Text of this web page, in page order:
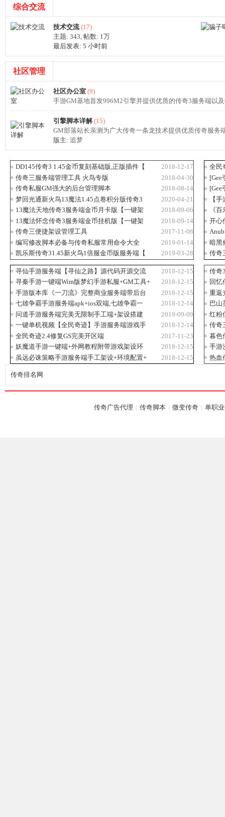
坛,
部
综合交流
技术交流(17)
主题: 343, 帖数: 1万
最后发表: 5 小时前
社区管理
社区办公室 (9)
手游GM基地首发996M2引擎并提供优质的传奇3服务端以
引擎脚本详解(15)
GM部落站长亲测为广大传奇一条龙技术提供优质传奇服务
版主: 追梦
2018-12-17
DD145传奇3 1.45金币复刻基础版,正版插件【
2018-04-30
传奇三服务端管理工具 火鸟专版
2018-08-14
传奇私服GM强大的后台管理脚本
2020-04-21
梦回光通新火鸟13魔法1.45点卷积分版传奇3
2018-09-06
13魔法天地传奇3服务端金币月卡版【一键架
2018-09-14
13魔法怀念传奇3服务端金币挂机版【一键架
2017-11-06
传奇三便捷架设管理工具
2019-01-14
编写修改脚本必备与传奇私服常用命令大全
2019-03-28
凯乐斯传奇31.45新火鸟1倍服金币版服务端【
2018-12-15
寻仙手游服务端【寻仙之路】源代码开源交流
2018-12-15
寻秦手游一键端Wim版梦幻手游私服+GM工具+
2018-12-15
手游版本库《一刀流》完整商业服务端带后台
2018-12-14
七雄争霸手游服务端apk+ios双端,七雄争霸一
2019-09-09
问道手游服务端完美无限制手工端+架设搭建
2018-12-14
一键单机视频【全民奇迹】手游服务端游戏手
2017-11-23
全民奇迹2.4修复GS完美开区端
2018-12-15
妖魔道手游一键端+外网教程附带游戏架设环
2018-12-15
虽远必诛策略手游服务端手工架设+环境配置+
全民
[Gee
【
《
开心
暗黑
传奇
传奇
回忆
重返
巴山
红粉
传奇
暮色
手游
热血
传奇排名网
GM1
传奇广告代理 | 传奇脚本 | 微变传奇 | 单职